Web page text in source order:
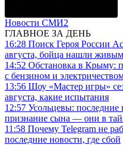
Новости СМИ2
ГЛАВНОЕ ЗА ДЕНЬ
16:28 Поиск Героя России
августа, бойца нашли
14:52 Обстановка в Крыму:
с бензином и
13:56 Шоу «Мастер игры»
августа, какие испытания
12:57 Усольцевы: последние
признание сына — они в
11:58 Почему Telegram не
последние новости, где сбой